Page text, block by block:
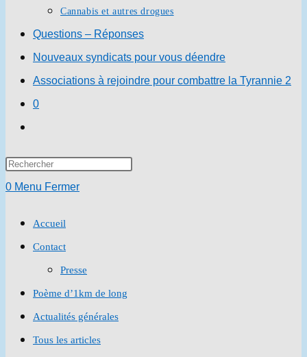
Cannabis et autres drogues
Questions – Réponses
Nouveaux syndicats pour vous déendre
Associations à rejoindre pour combattre la Tyrannie 2
0
search
Press
0 Menu Fermer
Accueil
Contact
Presse
Poème d’1km de long
Actualités générales
Tous les articles